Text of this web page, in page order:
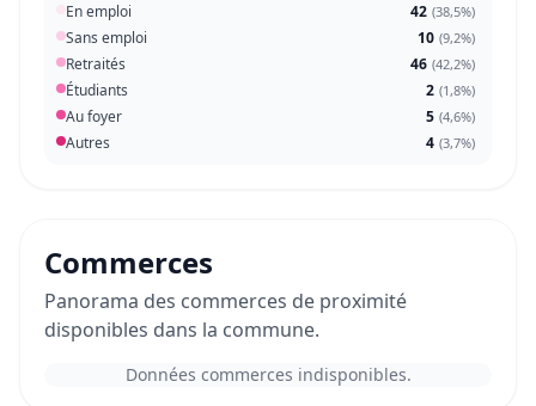
En emploi 42 (38,5%)
Sans emploi 10 (9,2%)
Retraités 46 (42,2%)
Étudiants 2 (1,8%)
Au foyer 5 (4,6%)
Autres 4 (3,7%)
Commerces
Panorama des commerces de proximité
disponibles dans la commune.
Données commerces indisponibles.